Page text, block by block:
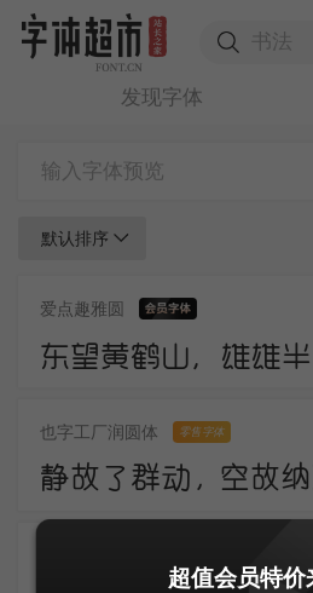
发现字体
默认排序
爱点趣雅圆
也字工厂润圆体 零售字体
超值会员特价